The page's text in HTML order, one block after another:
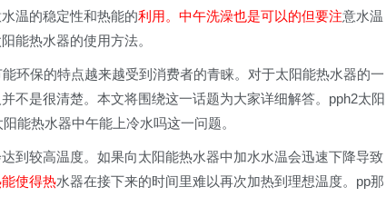
温的稳定性和热能的利用。中午洗澡也是可以的但要注意水温
能热水器的使用方法。
环保的特点越来越受到消费者的青睐。对于太阳能热水器的一
不是很清楚。本文将围绕这一话题为大家详细解答。pph2太阳
能热水器中午能上冷水吗这一问题。
到较高温度。如果向太阳能热水器中加水水温会迅速下降导致
使得热水器在接下来的时间里难以再次加热到理想温度。pp那